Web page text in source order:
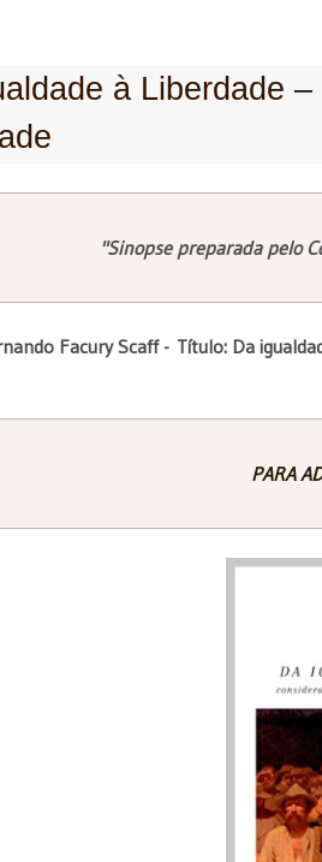
à Liberdade
"Sinopse preparada pelo
Facury Scaff - Título: Da
PARA